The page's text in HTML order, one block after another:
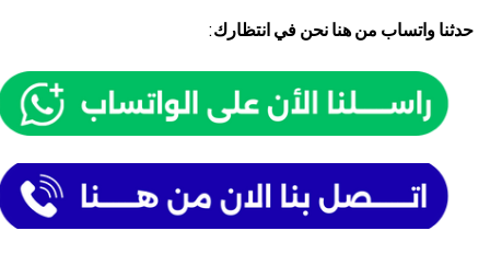
حدثنا واتساب من هنا نحن في انتظارك: